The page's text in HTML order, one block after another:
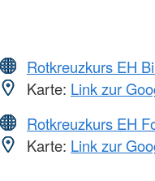
Rotkreuzkurs EH
Karte: Link zur
Rotkreuzkurs EH
Karte: Link zur